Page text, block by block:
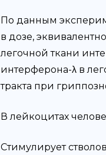
По данным
в дозе,
легочной ткани
интерферона-λ в
тракта при
В лейкоцитах
Стимулирует